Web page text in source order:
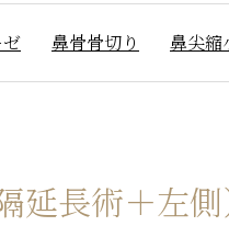
鼻骨骨切り 鼻尖縮
延長術＋左